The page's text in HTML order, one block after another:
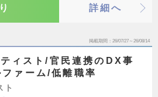
詳細へ
掲載期間 26/07/27～26/08/14
ィスト/官民連携のDX事
ァーム/低離職率
ト